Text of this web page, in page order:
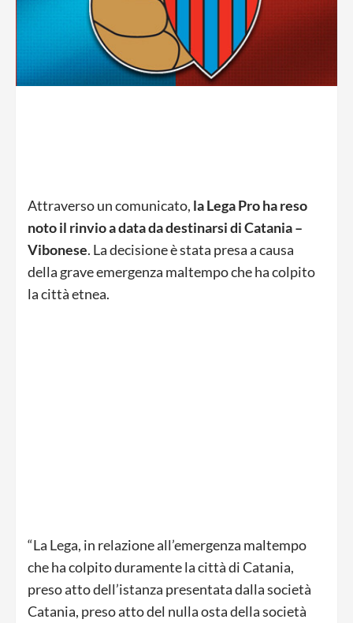
Attraverso un comunicato, la Lega Pro ha reso
noto il rinvio a data da destinarsi di Catania –
Vibonese. La decisione è stata presa a causa
della grave emergenza maltempo che ha colpito
la città etnea.
“La Lega, in relazione all’emergenza maltempo
che ha colpito duramente la città di Catania,
preso atto dell’istanza presentata dalla società
Catania, preso atto del nulla osta della società